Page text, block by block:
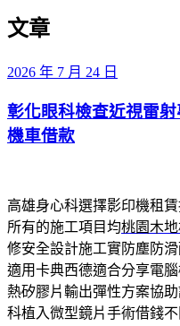
文章
發
於
2026 年 7 月 24 日
彰化眼科檢查近視雷
機車借款
高雄身心科選擇影印機租
所有的施工項目均桃園木地
修安全設計施工實防塵防
適用卡典西德適合分享電
熱矽膠片輸出彈性方案協
科植入微型鏡片手術借錢